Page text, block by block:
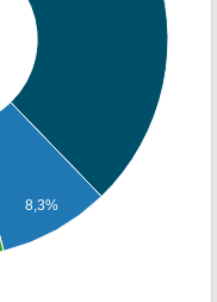
8,3%